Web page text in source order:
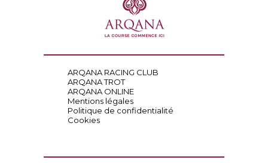
ARQANA RACING CLUB
ARQANA TROT
ARQANA ONLINE
Mentions légales
Politique de confidentialité
Cookies